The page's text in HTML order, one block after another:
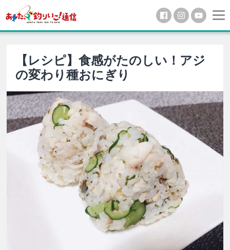
【レシピ】食感がたのしい！アジ
の変わり種おにぎり